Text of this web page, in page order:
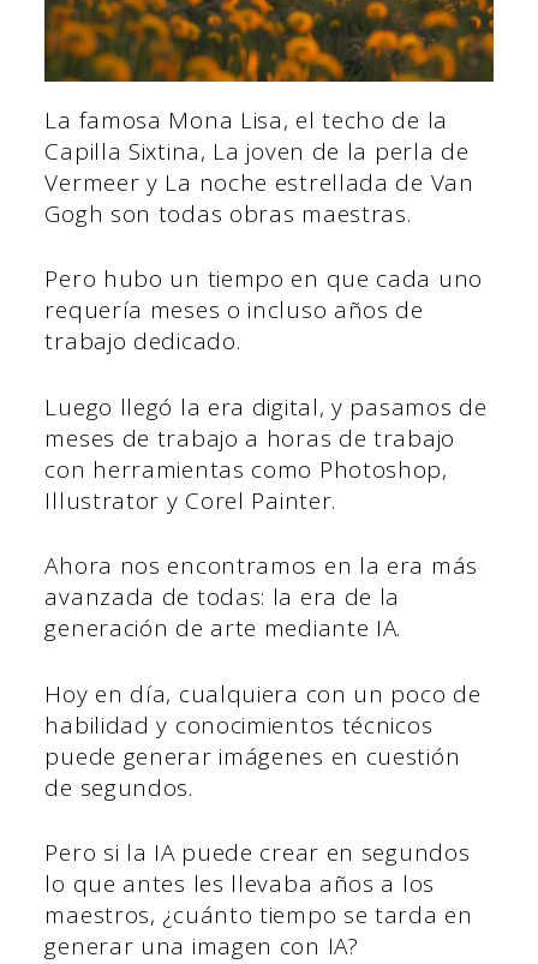
La famosa Mona Lisa, el techo de la
Capilla Sixtina, La joven de la perla de
Vermeer y La noche estrellada de Van
Gogh son todas obras maestras.
Pero hubo un tiempo en que cada uno
requería meses o incluso años de
trabajo dedicado.
Luego llegó la era digital, y pasamos de
meses de trabajo a horas de trabajo
con herramientas como Photoshop,
Illustrator y Corel Painter.
Ahora nos encontramos en la era más
avanzada de todas: la era de la
generación de arte mediante IA.
Hoy en día, cualquiera con un poco de
habilidad y conocimientos técnicos
puede generar imágenes en cuestión
de segundos.
Pero si la IA puede crear en segundos
lo que antes les llevaba años a los
maestros, ¿cuánto tiempo se tarda en
generar una imagen con IA?